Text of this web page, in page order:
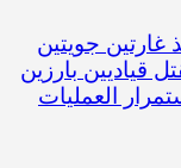
غارتين جويتين
قياديين بارزين
العمليات